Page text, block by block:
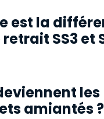
est la
SS3 et
les
amiantés ?